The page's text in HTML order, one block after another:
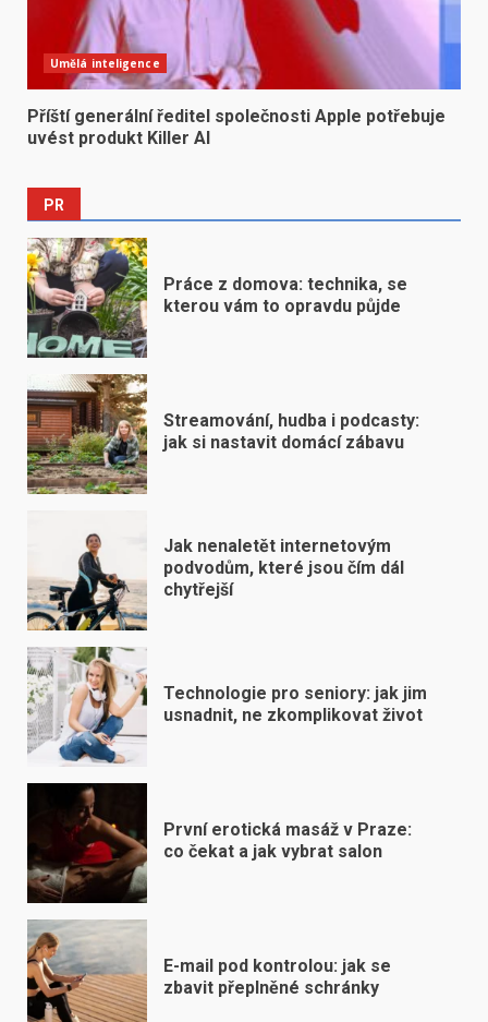
Umělá inteligence
Příští generální ředitel společnosti Apple potřebuje
uvést produkt Killer AI
PR
Práce z domova: technika, se
kterou vám to opravdu půjde
Streamování, hudba i podcasty:
jak si nastavit domácí zábavu
Jak nenaletět internetovým
podvodům, které jsou čím dál
chytřejší
Technologie pro seniory: jak jim
usnadnit, ne zkomplikovat život
První erotická masáž v Praze:
co čekat a jak vybrat salon
E-mail pod kontrolou: jak se
zbavit přeplněné schránky